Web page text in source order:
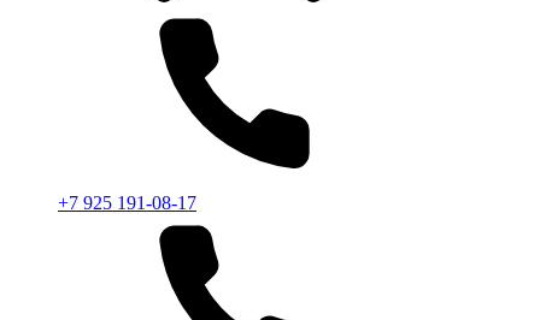
+7 925 191-08-17